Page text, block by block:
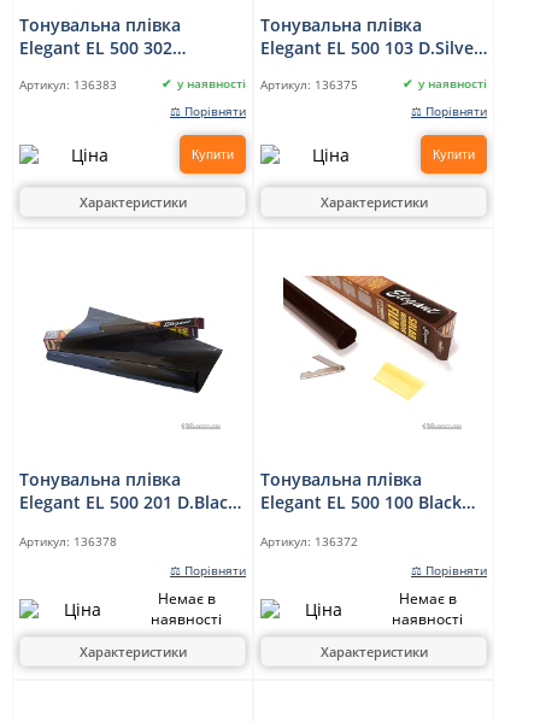
Тонувальна плівка
Elegant EL 500 302
Артикул: 136383
у наявності
⚖ Порівняти
Купити
Характеристики
Тонувальна плівка
Elegant EL 500 103 D.Silver
Артикул: 136375
у наявності
⚖ Порівняти
Купити
Характеристики
Тонувальна плівка
Elegant EL 500 201 D.Black
Артикул: 136378
⚖ Порівняти
Немає в
наявності
Характеристики
Тонувальна плівка
Elegant EL 500 100 Black
Артикул: 136372
⚖ Порівняти
Немає в
наявності
Характеристики